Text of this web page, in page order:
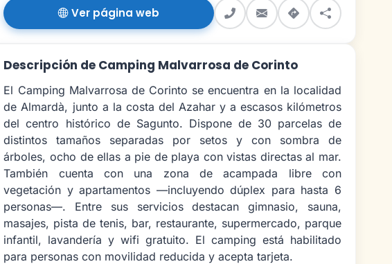
Ver página web
Descripción de Camping Malvarrosa de Corinto
El Camping Malvarrosa de Corinto se encuentra en la localidad
de Almardà, junto a la costa del Azahar y a escasos kilómetros
del centro histórico de Sagunto. Dispone de 30 parcelas de
distintos tamaños separadas por setos y con sombra de
árboles, ocho de ellas a pie de playa con vistas directas al mar.
También cuenta con una zona de acampada libre con
vegetación y apartamentos —incluyendo dúplex para hasta 6
personas—. Entre sus servicios destacan gimnasio, sauna,
masajes, pista de tenis, bar, restaurante, supermercado, parque
infantil, lavandería y wifi gratuito. El camping está habilitado
para personas con movilidad reducida y acepta tarjeta.